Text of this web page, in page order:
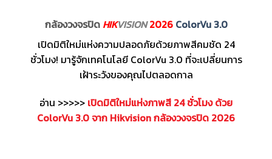
กล้องวงจรปิด HIKVISION 2026 ColorVu 3.0
เปิดมิติใหม่แห่งความปลอดภัยด้วยภาพสีคมชัด 24
ชั่วโมง! มารู้จักเทคโนโลยี ColorVu 3.0 ที่จะเปลี่ยนการ
เฝ้าระวังของคุณไปตลอดกาล
อ่าน >>>>> เปิดมิติใหม่แห่งภาพสี 24 ชั่วโมง ด้วย
ColorVu 3.0 จาก Hikvision กล้องวงจรปิด 2026